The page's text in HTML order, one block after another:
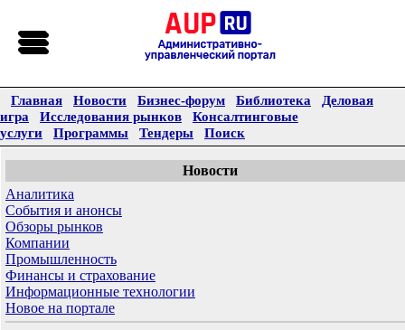
Главная Новости Бизнес-форум Библиотека
Деловая
игра
Исследования рынков
Консалтинговые
услуги
Программы Тендеры Поиск
Новости
Аналитика
События и анонсы
Обзоры рынков
Компании
Промышленность
Финансы и страхование
Информационные технологии
Новое на портале